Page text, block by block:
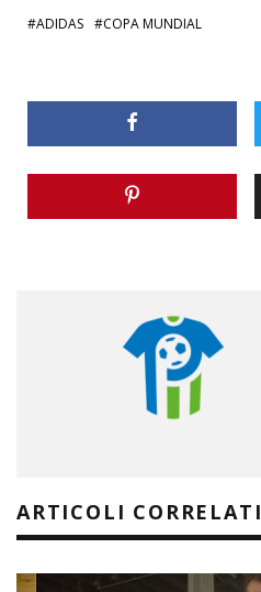
ADIDAS COPA MUNDIAL
ARTICOLI CORRELATI